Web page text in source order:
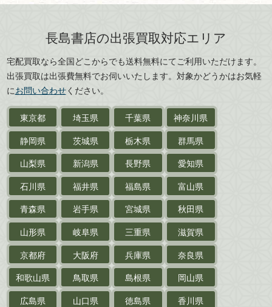
刀剣・鎧・甲冑
武道書・武術書
近代文学・
サイン色紙
作家草稿・原稿・肉筆物
探偵小説・推理小説
乗物
鉄道・
電車・バス
戦前・戦中の紙物・資料
絵葉書
支那・満洲・朝鮮・
台湾関係古資料
島根県
岡山県
徳島県
香川県
愛媛県
長島書店の出張買取対応エリア
宅配買取なら全国どこからでも送料無料にてご利用いただけます。
出張買取は出張費無料でお伺いいたします。対象かどうかはお気軽
にお問い合わせください。
東京都 埼玉県 千葉県
神奈川県
静岡県
茨城県 栃木県
群馬県
山梨県
新潟県 長野県
愛知県
石川県
福井県 福島県
富山県
青森県
岩手県 宮城県
秋田県
山形県
岐阜県 三重県
滋賀県
京都府
大阪府 兵庫県
奈良県
和歌山県
鳥取県 島根県
岡山県
広島県
山口県 徳島県
香川県